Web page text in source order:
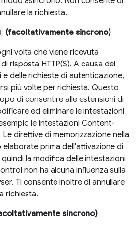
la richiesta.
(facoltativamente sincrono)
volta che viene ricevuta
risposta HTTP(S). A causa dei
e delle richieste di autenticazione,
più volte per richiesta. Questo
di consentire alle estensioni di
ed eliminare le intestazioni
le intestazioni Content-
direttive di memorizzazione nella
prima dell'attivazione di
la modifica delle intestazioni
non ha alcuna influenza sulla
Ti consente inoltre di annullare
richiesta.
sincrono)